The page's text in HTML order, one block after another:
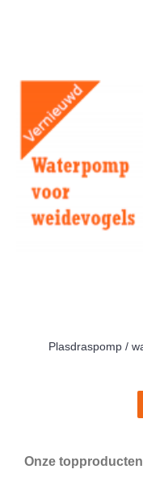
Plasdraspomp /
Onze topproducten